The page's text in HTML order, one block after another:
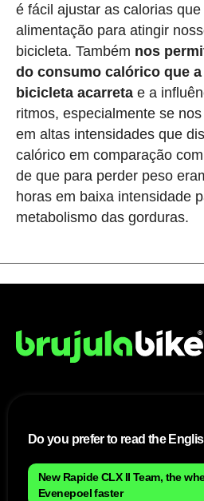
é fácil ajustar as calorias
alimentação para atingir
bicicleta. Também nos
do consumo calórico que
bicicleta acarretae a
ritmos, especialmente se
em altas intensidades que
calórico em comparação
de que para perder peso
horas em baixa intensidade
metabolismo das gorduras.
Mapa do site
Política de cookies Brasileiro
Anúnciate con nosotros brasileiro
Política de privacidad brasileiro
Do you prefer to read the
New Rapide CLX II Team, the
Evenepoel faster